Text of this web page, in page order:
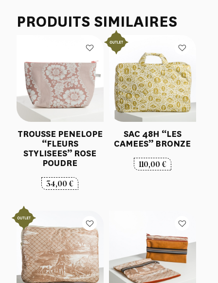
PRODUITS SIMILAIRES
TROUSSE PENELOPE
“FLEURS
STYLISEES” ROSE
POUDRE
34,00€
SAC 48H “LES
CAMEES” BRONZE
110,00€